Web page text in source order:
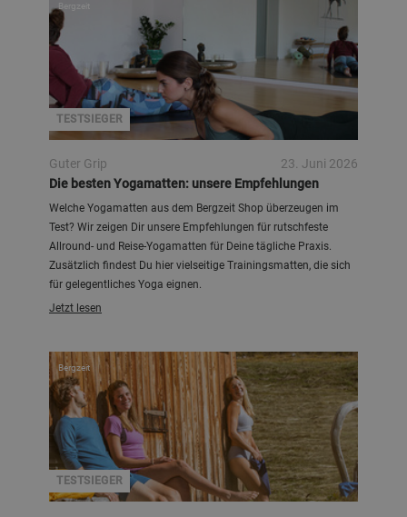
TESTSIEGER
Bergzeit
Guter Grip
23. Juni 2026
Die besten Yogamatten: unsere Empfehlungen
Welche Yogamatten aus dem Bergzeit Shop überzeugen im
Test? Wir zeigen Dir unsere Empfehlungen für rutschfeste
Allround- und Reise-Yogamatten für Deine tägliche Praxis.
Zusätzlich findest Du hier vielseitige Trainingsmatten, die sich
für gelegentliches Yoga eignen.
Jetzt lesen
TESTSIEGER
Bergzeit